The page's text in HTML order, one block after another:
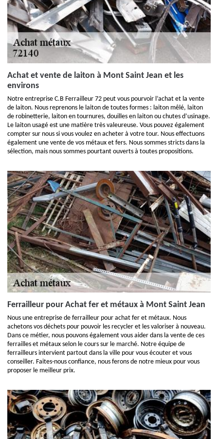
Achat et vente de laiton à Mont Saint Jean et les
environs
Notre entreprise C.B Ferrailleur 72 peut vous pourvoir l’achat et la vente
de laiton. Nous reprenons le laiton de toutes formes : laiton mêlé, laiton
de robinetterie, laiton en tournures, douilles en laiton ou chutes d’usinage.
Le laiton usagé est une matière très valeureuse. Vous pouvez également
compter sur nous si vous voulez en acheter à votre tour. Nous effectuons
également une vente de vos métaux et fers. Nous sommes stricts dans la
sélection, mais nous sommes pourtant ouverts à toutes propositions.
Ferrailleur pour Achat fer et métaux à Mont Saint Jean
Nous une entreprise de ferrailleur pour achat fer et métaux. Nous
achetons vos déchets pour pouvoir les recycler et les valoriser à nouveau.
Dans ce métier, nous pouvons également vous aider dans la vente de ces
ferrailles et métaux selon le cours sur le marché. Notre équipe de
ferrailleurs intervient partout dans la ville pour vous écouter et vous
conseiller. Faites-nous confiance, nous ferons de notre mieux pour vous
proposer le meilleur prix.